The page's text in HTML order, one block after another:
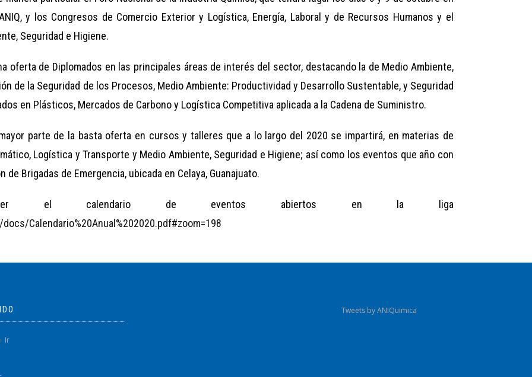
y los Congresos de Comercio Exterior y Logística, Energía, Laboral y de Recursos Humanos y el
Seguridad e Higiene.
oferta de Diplomados en las principales áreas de interés del sector, destacando la de Medio Ambiente,
de la Seguridad de los Procesos, Medio Ambiente: Productividad y Desarrollo Sustentable, y Seguridad
en Plásticos, Mercados de Carbono y Logística Competitiva aplicada a la Cadena de Suministro.
parte de la basta oferta en cursos y talleres que a lo largo del 2020 se impartirá, en materias de
Logística y Transporte y Medio Ambiente, Seguridad e Higiene; así como los eventos que año con
Brigadas de Emergencia, ubicada en Celaya, Guanajuato.
el calendario de eventos abiertos en la liga
Calendario%20Anual%202020.pdf#zoom=198
Ir
Tweets by ANIQuimica